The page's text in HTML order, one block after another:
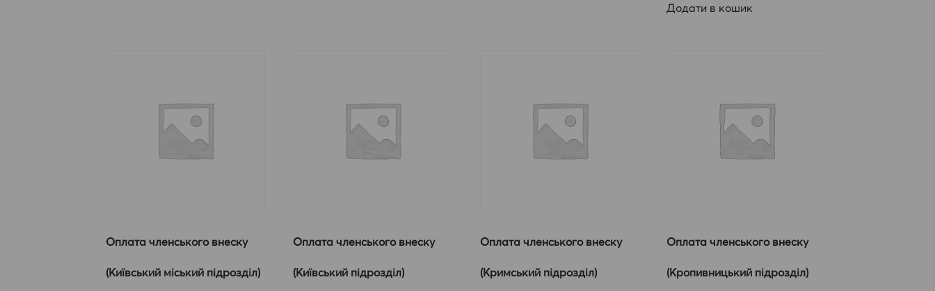
Додати в кошик
Оплата членського внеску
(Київський міський підрозділ)
Оплата членського внеску
(Київський підрозділ)
Оплата членського внеску
(Кримський підрозділ)
Оплата членського внеску
(Кропивницький підрозділ)